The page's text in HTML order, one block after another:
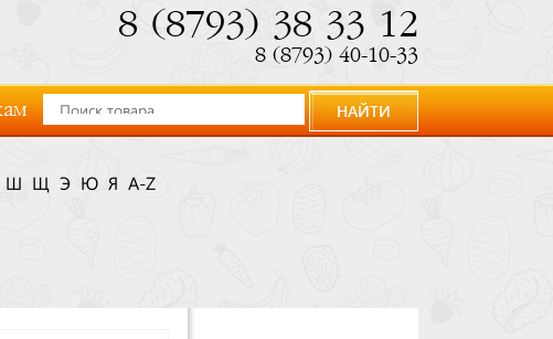
8 (8793) 38 33 12
8 (8793) 40-10-33
НАЙТИ
Э Ю Я A-Z